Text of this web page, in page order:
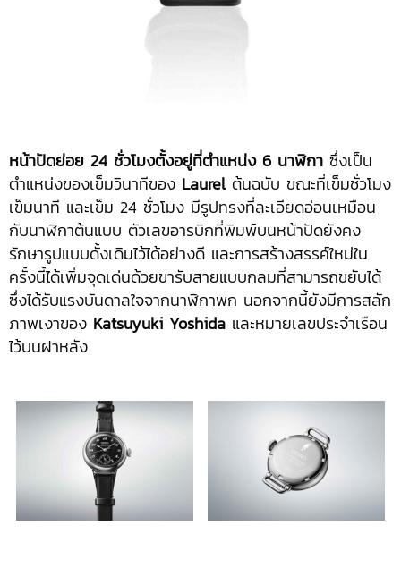
หน้าปัดย่อย 24 ชั่วโมงตั้งอยู่ที่ตำแหน่ง 6 นาฬิกา ซึ่งเป็น
ตำแหน่งของเข็มวินาทีของ Laurel ต้นฉบับ ขณะที่เข็มชั่วโมง
เข็มนาที และเข็ม 24 ชั่วโมง มีรูปทรงที่ละเอียดอ่อนเหมือน
กับนาฬิกาต้นแบบ ตัวเลขอารบิกที่พิมพ์บนหน้าปัดยังคง
รักษารูปแบบดั้งเดิมไว้ได้อย่างดี และการสร้างสรรค์ใหม่ใน
ครั้งนี้ได้เพิ่มจุดเด่นด้วยขารับสายแบบกลมที่สามารถขยับได้
ซึ่งได้รับแรงบันดาลใจจากนาฬิกาพก นอกจากนี้ยังมีการสลัก
ภาพเงาของ Katsuyuki Yoshida และหมายเลขประจำเรือน
ไว้บนฝาหลัง